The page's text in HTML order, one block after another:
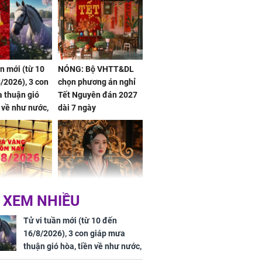
mới (từ 10
3 con
thuận gió
như nước,
dư dả, Phú
Hoa, vận
sáng
NÓNG: Bộ VHTT&DL
chọn phương án nghỉ
Tết Nguyên đán 2027
dài 7 ngày
nay,
2026: Tăng
triệu
'Bách Hoa Sát' vừa kết
thúc, Mạnh Tử Nghĩa
đã vướng tranh luận
NHIỀU
Tử vi tuần mới (từ 10 đến
16/8/2026), 3 con giáp mưa
thuận gió hòa, tiền về như nước,
bạc vàng dư dả, Phú Quý Vinh